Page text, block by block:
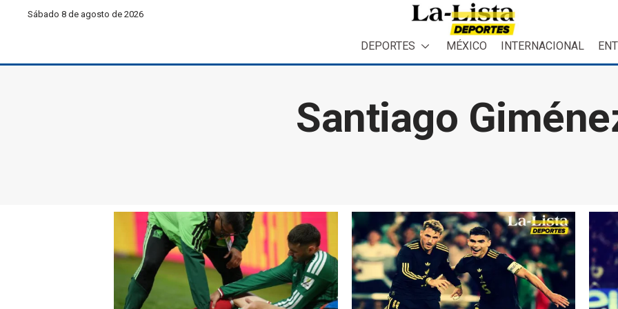
Sábado 8 de agosto de 2026
DEPORTES MÉXICO INTERNACIONAL
Santiago